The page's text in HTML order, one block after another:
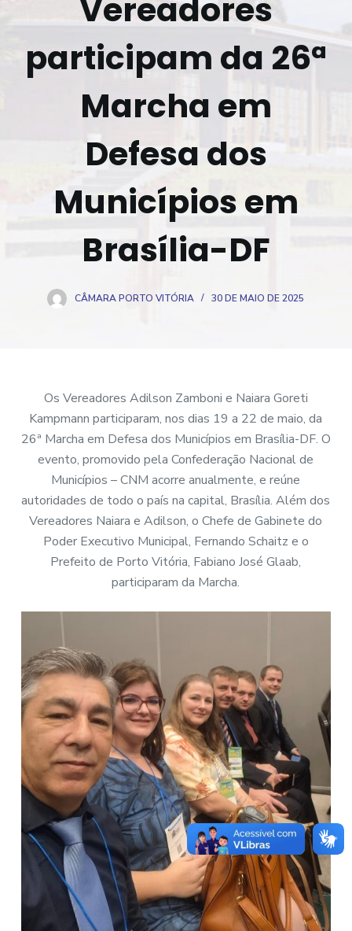
Vereadores
participam da 26ª
Marcha em
Defesa dos
Municípios em
Brasília-DF
CÂMARA PORTO VITÓRIA 30 DE MAIO DE 2025
Os Vereadores Adilson Zamboni e Naiara Goreti
Kampmann participaram, nos dias 19 a 22 de maio, da
26ª Marcha em Defesa dos Municípios em Brasília-DF. O
evento, promovido pela Confederação Nacional de
Municípios – CNM acorre anualmente, e reúne
autoridades de todo o país na capital, Brasília. Além dos
Vereadores Naiara e Adilson, o Chefe de Gabinete do
Poder Executivo Municipal, Fernando Schaitz e o
Prefeito de Porto Vitória, Fabiano José Glaab,
participaram da Marcha.